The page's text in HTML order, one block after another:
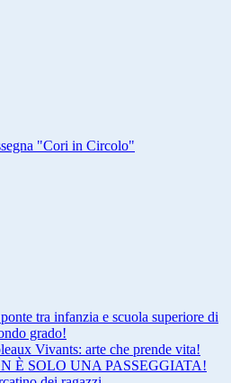
"Cori in Circolo"
tra infanzia e scuola superiore di
grado!
Vivants: arte che prende vita!
È SOLO UNA PASSEGGIATA!